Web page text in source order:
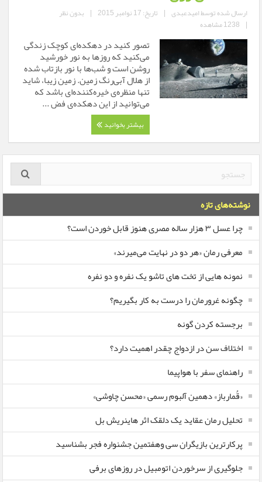
ارسال شده توسطامیدعبدی | تاریخ: 17 نوامبر 2015 | بدون نظر
| 1238 مشاهده
تصور کنید در دهکده‌ای کوچک زندگی
می‌کنید که روز‌ها به نور خورشید
روشن است و شب‌ها با نور بازتاب شده
از هلال آبی‌رنگ زمین. زمین زیبا، شاید
تنها منظره‌ی خیره‌کننده‌ای باشد که
می‌توانید از این دهکده‌ی فض ...
بیشتر بخوانید
نوشته‌های تازه
چرا عسل ۳ هزار ساله‌ مصری هنوز قابل خوردن است؟
معرفی رمان «هر دو در نهایت می‌میرند»
نمونه هایی از تخت های تاشو یک نفره و دو نفره
چگونه غرورمان را درست به کار بگیریم؟
برجسته کردن گونه
اختلاف سن در ازدواج چقدر اهمیت دارد؟
راهنمای سفر با هواپیما
«قُمارباز» دهمین آلبوم رسمی «محسن چاوشی»
تحلیل رمان عقاید یک دلقک اثر هاینریش بل
پرکارترین بازیگران سی وهفتمین جشنواره فجر بشناسید
جلوگیری از سرخوردن اتومبیل در روزهای برفی